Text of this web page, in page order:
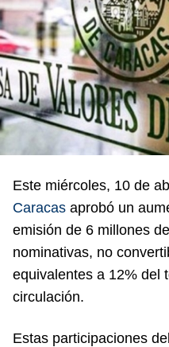
Este miércoles, 10 de
Caracas aprobó un
emisión de 6 millones
nominativas, no
equivalentes a 12% del
circulación.
Estas participaciones